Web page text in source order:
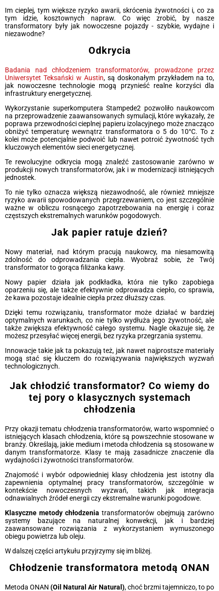
Im cieplej, tym większe ryzyko awarii, skrócenia żywotności i, co za
tym idzie, kosztownych napraw. Co więc zrobić, by nasze
transformatory były jak nowoczesne pojazdy - szybkie, wydajne i
niezawodne?
Odkrycia
Badania nad chłodzeniem transformatorów, prowadzone przez
Uniwersytet Teksański w Austin, są doskonałym przykładem na to,
jak nowoczesne technologie mogą przynieść realne korzyści dla
infrastruktury energetycznej.
Wykorzystanie superkomputera Stampede2 pozwoliło naukowcom
na przeprowadzenie zaawansowanych symulacji, które wykazały, że
poprawa przewodności cieplnej papieru izolacyjnego może znacząco
obniżyć temperaturę wewnątrz transformatora o 5 do 10°C. To z
kolei może potencjalnie podwoić lub nawet potroić żywotność tych
kluczowych elementów sieci energetycznej.
Te rewolucyjne odkrycia mogą znaleźć zastosowanie zarówno w
produkcji nowych transformatorów, jak i w modernizacji istniejących
jednostek.
To nie tylko oznacza większą niezawodność, ale również mniejsze
ryzyko awarii spowodowanych przegrzewaniem, co jest szczególnie
ważne w obliczu rosnącego zapotrzebowania na energię i coraz
częstszych ekstremalnych warunków pogodowych.
Jak papier ratuje dzień?
Nowy materiał, nad którym pracują naukowcy, ma niesamowitą
zdolność do odprowadzania ciepła. Wyobraź sobie, że Twój
transformator to gorąca filiżanka kawy.
Nowy papier działa jak podkładka, która nie tylko zapobiega
oparzeniu się, ale także efektywnie odprowadza ciepło, co sprawia,
że kawa pozostaje idealnie ciepła przez dłuższy czas.
Dzięki temu rozwiązaniu, transformator może działać w bardziej
optymalnych warunkach, co nie tylko wydłuża jego żywotność, ale
także zwiększa efektywność całego systemu. Nagle okazuje się, że
możesz przesyłać więcej energii, bez ryzyka przegrzania systemu.
Innowacje takie jak ta pokazują też, jak nawet najprostsze materiały
mogą stać się kluczem do rozwiązywania największych wyzwań
technologicznych.
Jak chłodzić transformator? Co wiemy do
tej pory o klasycznych systemach
chłodzenia
Przy okazji tematu chłodzenia transformatorów, warto wspomnieć o
istniejących klasach chłodzenia, które są powszechnie stosowane w
branży. Określają, jakie medium i metoda chłodzenia są stosowane w
danym transformatorze. Klasy te mają zasadnicze znaczenie dla
wydajności i żywotności transformatorów.
Znajomość i wybór odpowiedniej klasy chłodzenia jest istotny dla
zapewnienia optymalnej pracy transformatorów, szczególnie w
kontekście nowoczesnych wyzwań, takich jak integracja
odnawialnych źródeł energii czy ekstremalne warunki pogodowe.
Klasyczne metody chłodzenia transformatorów obejmują zarówno
systemy bazujące na naturalnej konwekcji, jak i bardziej
zaawansowane rozwiązania z wykorzystaniem wymuszonego
obiegu powietrza lub oleju.
W dalszej części artykułu przyjrzymy się im bliżej.
Chłodzenie transformatora metodą ONAN
Metoda ONAN(Oil Natural Air Natural), choć brzmi tajemniczo, to po